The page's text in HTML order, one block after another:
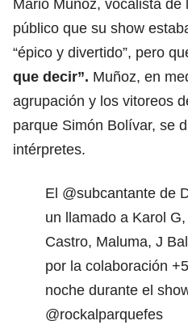
Mario Muñoz, vocalista de
público que su show
“épico y divertido”, pero
que decir”. Muñoz, en
agrupación y los vitoreos
parque Simón Bolívar, se
intérpretes.
El @subcantante de
un llamado a Karol
Castro, Maluma, J
por la colaboración
noche durante el
@rockalparquefes